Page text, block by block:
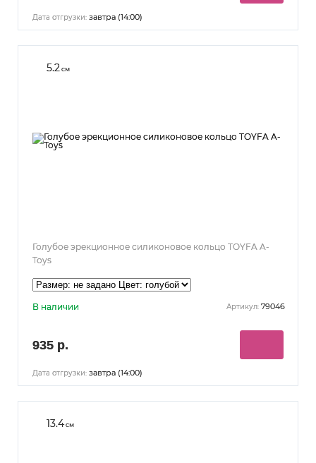
Дата отгрузки: завтра (14:00)
5.2 см
Голубое эрекционное силиконовое кольцо TOYFA A-
Toys
В наличии Артикул: 79046
935 р.
Дата отгрузки: завтра (14:00)
13.4см